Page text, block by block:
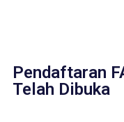
Pendaftaran
Telah Dibuka